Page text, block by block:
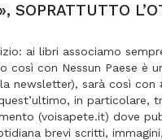
SOPRATTUTTO
ai libri associamo
così con Nessun Paese è
newsletter), sarà così con
in particolare,
(voisapete.it) dove
brevi scritti,